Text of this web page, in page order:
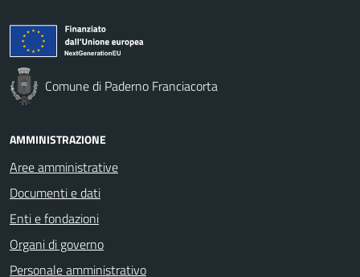
Comune di Paderno Franciacorta
AMMINISTRAZIONE
Aree amministrative
Documenti e dati
Enti e fondazioni
Organi di governo
Personale amministrativo